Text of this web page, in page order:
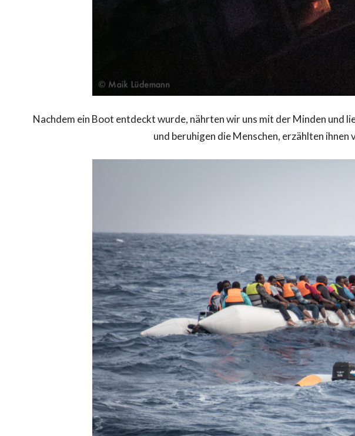
Nachdem ein Boot entdeckt wurde, nährten wir uns mit der Minden und
und beruhigen die Menschen, erzählten